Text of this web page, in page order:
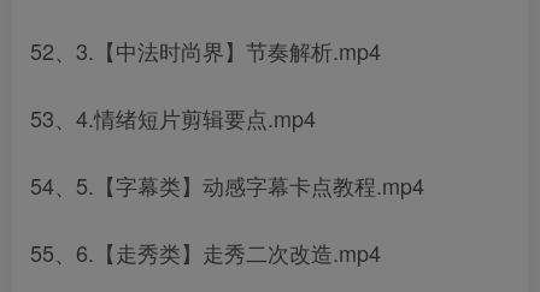
52、3.【中法时尚界】节奏解析.mp4
53、4.情绪短片剪辑要点.mp4
54、5.【字幕类】动感字幕卡点教程.mp4
55、6.【走秀类】走秀二次改造.mp4